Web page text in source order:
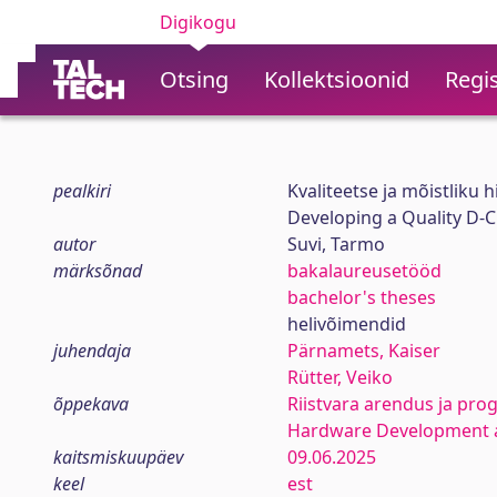
Digikogu
Otsing Kollektsioonid
pealkiri
Kvaliteetse ja mõistliku
Developing a Quality D-
autor
Suvi, Tarmo
märksõnad
bakalaureusetööd
bachelor's theses
helivõimendid
juhendaja
Pärnamets, Kaiser
Rütter, Veiko
õppekava
Riistvara arendus ja
Hardware
kaitsmiskuupäev
09.06.2025
keel
est